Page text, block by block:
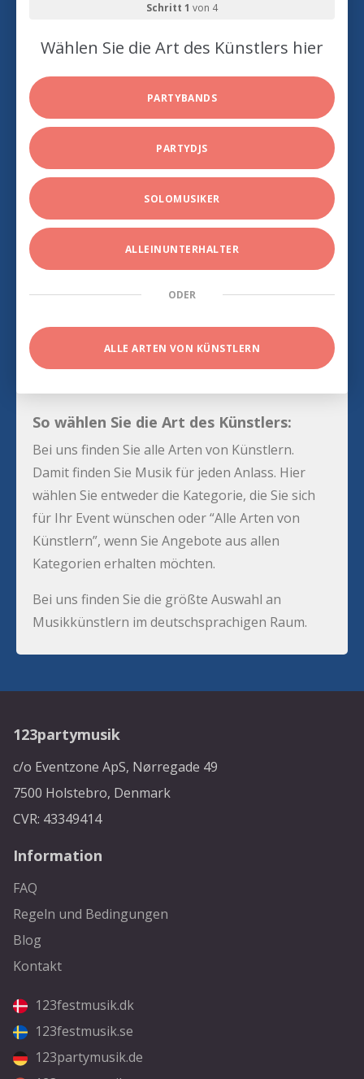
Schritt 1 von 4
Wählen Sie die Art des Künstlers hier
PARTYBANDS
PARTYDJS
SOLOMUSIKER
ALLEINUNTERHALTER
ODER
ALLE ARTEN VON KÜNSTLERN
So wählen Sie die Art des Künstlers:
Bei uns finden Sie alle Arten von Künstlern.
Damit finden Sie Musik für jeden Anlass. Hier
wählen Sie entweder die Kategorie, die Sie sich
für Ihr Event wünschen oder “Alle Arten von
Künstlern”, wenn Sie Angebote aus allen
Kategorien erhalten möchten.
Bei uns finden Sie die größte Auswahl an
Musikkünstlern im deutschsprachigen Raum.
123partymusik
c/o Eventzone ApS, Nørregade 49
7500 Holstebro, Denmark
CVR: 43349414
Information
FAQ
Regeln und Bedingungen
Blog
Kontakt
123festmusik.dk
123festmusik.se
123partymusik.de